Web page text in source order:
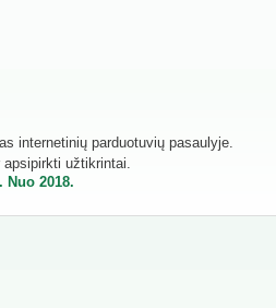
internetinių parduotuvių pasaulyje.
apsipirkti užtikrintai.
2018.